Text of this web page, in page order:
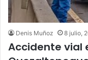
Denis Muñoz 8 julio,
Accidente vial